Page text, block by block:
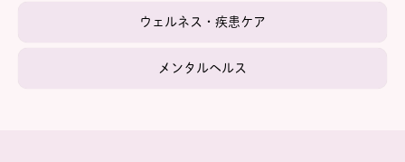
ウェルネス・疾患ケア
メンタルヘルス